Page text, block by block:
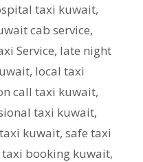
taxi kuwait,
cab service,
Service, late night
, local taxi
call taxi kuwait,
taxi kuwait,
kuwait, safe taxi
taxi booking kuwait,